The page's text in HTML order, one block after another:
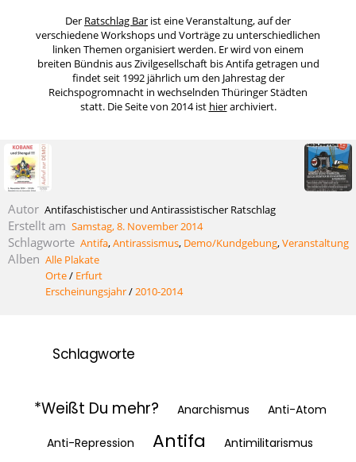
Der Ratschlag Bar ist eine Veranstaltung, auf der
verschiedene Workshops und Vorträge zu unterschiedlichen
linken Themen organisiert werden. Er wird von einem
breiten Bündnis aus Zivilgesellschaft bis Antifa getragen und
findet seit 1992 jährlich um den Jahrestag der
Reichspogromnacht in wechselnden Thüringer Städten
statt. Die Seite von 2014 ist hierarchiviert.
Autor Antifaschistischer und Antirassistischer Ratschlag
Erstellt am Samstag, 8. November 2014
Schlagworte Antifa,Antirassismus, Demo/Kundgebung,Veranstaltung
Alben Alle Plakate
Orte/ Erfurt
Erscheinungsjahr/2010-2014
Schlagworte
*Weißt Du mehr? Anarchismus Anti-Atom
Anti-Repression Antifa
Antimilitarismus